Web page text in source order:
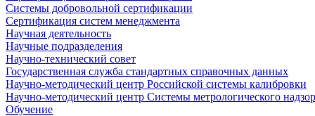
Системы добровольной сертификации
Сертификация систем менеджмента
Научная деятельность
Научные подразделения
Научно-технический совет
Государственная служба стандартных справочных данных
Научно-методический центр Российской системы калибровки
Научно-методический центр Системы метрологического
Обучение